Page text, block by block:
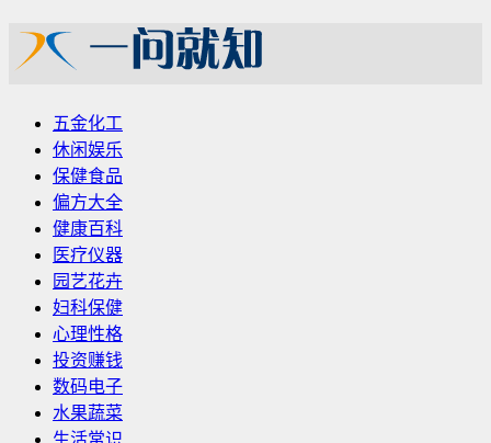
五金化工
休闲娱乐
保健食品
偏方大全
健康百科
医疗仪器
园艺花卉
妇科保健
心理性格
投资赚钱
数码电子
水果蔬菜
生活常识